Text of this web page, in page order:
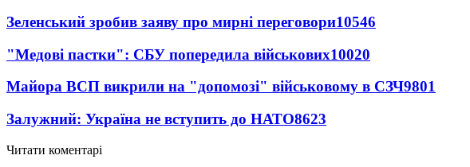
Зеленський зробив заяву про мирні переговори10546
"Медові пастки": СБУ попередила військових10020
Майора ВСП викрили на "допомозі" військовому в СЗЧ9801
Залужний: Україна не вступить до НАТО8623
Читати коментарі